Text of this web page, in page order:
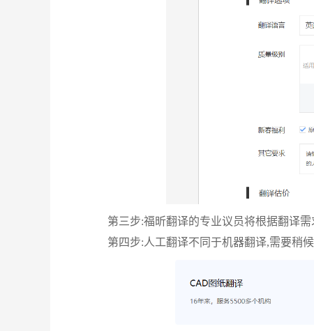
第三步:福昕翻译的专业议员将根据翻译
第四步:人工翻译不同于机器翻译,需要稍